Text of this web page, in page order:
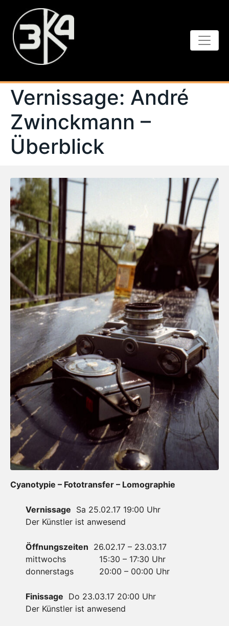
Vernissage: André
Zwinckmann –
Überblick
Cyanotypie – Fototransfer – Lomographie
Vernissage Sa 25.02.17 19:00 Uhr
Der Künstler ist anwesend
Öffnungszeiten 26.02.17 – 23.03.17
mittwochs 15:30 – 17:30 Uhr
donnerstags 20:00 – 00:00 Uhr
Finissage Do 23.03.17 20:00 Uhr
Der Künstler ist anwesend